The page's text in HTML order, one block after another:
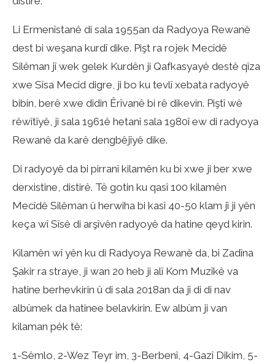
Li Ermenîstanê di sala 1955an da Radyoya Rewanê
dest bi weşana kurdî dike. Pişt ra rojek Mecîdê
Silêman jî wek gelek Kurdên ji Qafkasyayê destê qîza
xwe Sîsa Mecîd digre, ji bo ku tevlî xebata radyoyê
bibin, berê xwe didin Êrîvanê bi rê dikevin. Piştî wê
rêwîtîyê, ji sala 1961ê hetanî sala 1980î ew di radyoya
Rewanê da karê dengbêjîyê dike.
Di radyoyê da bi pirranî kilamên ku bi xwe ji ber xwe
derxistine, distirê. Tê gotin ku qasî 100 kilamên
Mecîdê Silêman û herwiha bi kasî 40-50 klam jî ji yên
keça wî Sîsê di arşîvên radyoyê da hatine qeyd kirin.
Kilamên wî yên ku di Radyoya Rewanê da, bi Zadîna
Şakir ra straye, ji wan 20 heb ji alî Kom Muzîkê va
hatine berhevkirin û di sala 2018an da jî di di nav
albûmek da hatinee belavkirin. Ew albûm ji van
kilaman pêk tê:
1-Sêmlo, 2-Wez Teyr im, 3-Berbenî, 4-Gazî Dikim, 5-